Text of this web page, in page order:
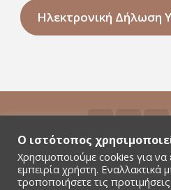
Ηλεκτρονική Δήλωση
©2026 Niyamas Yoga - All
Γ.Ε.ΜΗ.
Ο ιστότοπος
Χρησιμοποιούμε cookies για να
εμπειρία χρήστη. Εναλλακτικά
τροποποιήσετε τις